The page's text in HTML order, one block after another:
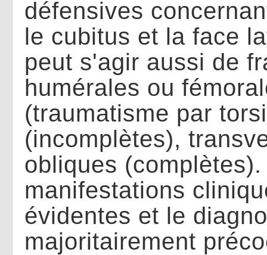
défensives
le cubitus et la face
peut s'agir aussi de
humérales ou
(traumatisme par
(incomplètes),
obliques
manifestations
évidentes et le
majoritairement